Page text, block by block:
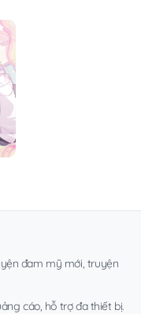
đam mỹ mới, truyện
cáo, hỗ trợ đa thiết bị.